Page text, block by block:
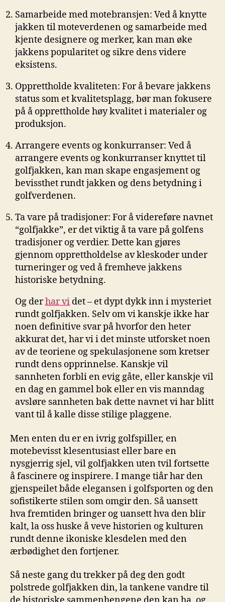
Samarbeide med motebransjen: Ved ‍å ⁢knytte
jakken ‍til moteverdenen og samarbeide⁣ med
kjente designere og merker, kan man øke
jakkens popularitet og sikre dens videre‌
eksistens.
Opprettholde ‍kvaliteten:⁢ For ⁣å bevare jakkens
status som et kvalitetsplagg, bør man fokusere‍
på å opprettholde høy kvalitet i ‍materialer og
produksjon.
Arrangere events og konkurranser: Ved⁤ å
arrangere events og konkurranser knyttet til
golfjakken, kan man skape engasjement og
bevissthet ⁣rundt jakken​ og dens ‌betydning i
golfverdenen.
Ta vare på tradisjoner: For‌ å videreføre navnet
“golfjakke”, er det viktig å ​ta vare på golfens
⁢tradisjoner og verdier. Dette kan gjøres
gjennom opprettholdelse av kleskoder under⁢
turneringer og ved å fremheve jakkens
historiske⁢ betydning.
Og​ derhar ​vi det – et‌ dypt dykk‌ inn i mysteriet
rundt golfjakken. Selv om vi ⁣kanskje‌ ikke har
noen definitive svar på hvorfor den heter
akkurat det, har ​vi i det minste utforsket noen
av de teoriene⁤ og spekulasjonene som ‍kretser
rundt ‌dens opprinnelse. Kanskje vil
sannheten⁢ forbli ‌en evig gåte, eller kanskje vil
en dag en gammel bok eller en vis manndag
avsløre sannheten⁢ bak dette navnet vi har blitt
vant ‍til å kalle disse stilige​ plaggene.
Men​ enten du⁤ er en​ ivrig golfspiller,⁤ en
motebevisst klesentusiast eller bare en
nysgjerrig sjel, vil golfjakken uten ⁢tvil fortsette
å ‍fascinere og inspirere. I mange tiår har den
gjenspeilet både elegansen ‍i golfsporten ⁢og den
sofistikerte⁤ stilen som omgir‍ den. Så uansett
hva ‍fremtiden bringer og ⁢uansett hva ‍den ⁣blir
kalt, la ​oss huske⁢ å veve ⁢historien og kulturen
rundt denne ikoniske klesdelen med den
ærbødighet ⁣den ⁢fortjener.
Så neste⁣ gang du trekker på deg den godt
polstrede golfjakken din, la ⁣tankene vandre til